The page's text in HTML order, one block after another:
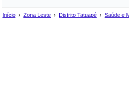
Início › Zona Leste › Distrito Tatuapé › Saúde e